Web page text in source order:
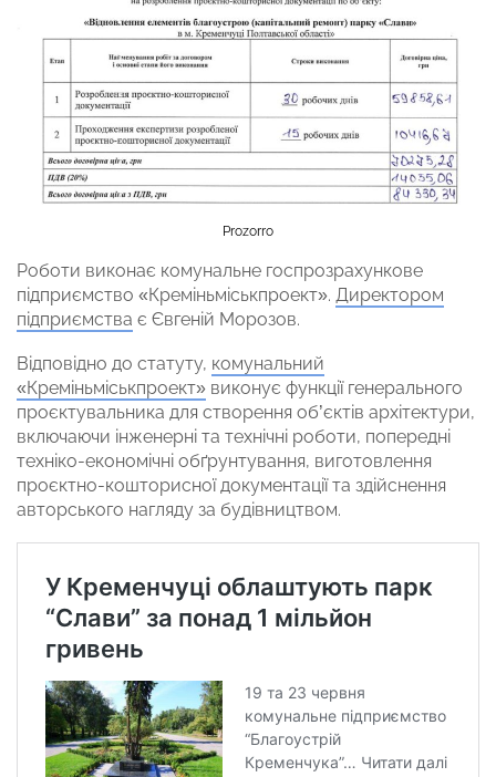
Prozorro
Роботи виконає комунальне госпрозрахункове
підприємство «Креміньміськпроект». Директором
підприємства є Євгеній Морозов.
Відповідно до статуту, комунальний
«Креміньміськпроект» виконує функції генерального
проєктувальника для створення об’єктів архітектури,
включаючи інженерні та технічні роботи, попередні
техніко-економічні обґрунтування, виготовлення
проєктно-кошторисної документації та здійснення
авторського нагляду за будівництвом.